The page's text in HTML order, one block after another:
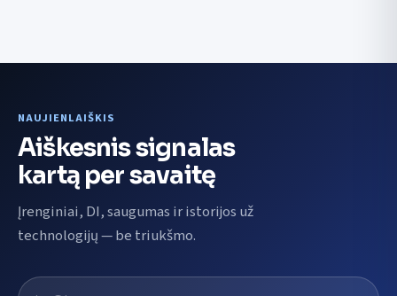
NAUJIENLAIŠKIS
Aiškesnis signalas
kartą per savaitę
Įrenginiai, DI, saugumas ir istorijos už
technologijų — be triukšmo.
El. pašto adresas